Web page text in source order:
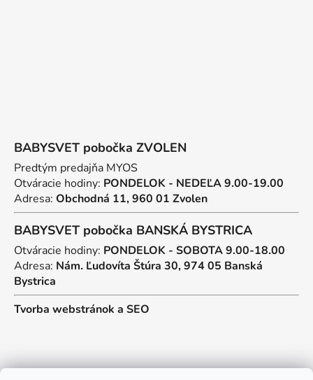
BABYSVET pobočka ZVOLEN
Predtým predajňa MYOS
Otváracie hodiny: PONDELOK - NEDEĽA 9.00-19.00
Adresa: Obchodná 11, 960 01 Zvolen
BABYSVET pobočka BANSKÁ BYSTRICA
Otváracie hodiny: PONDELOK - SOBOTA 9.00-18.00
Adresa: Nám. Ľudovíta Štúra 30, 974 05 Banská
Bystrica
Tvorba webstránok a SEO